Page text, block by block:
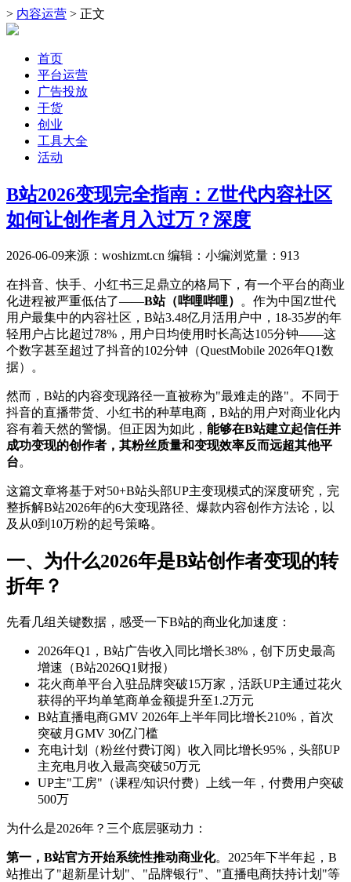
> 内容运营 > 正文
首页
平台运营
广告投放
干货
创业
工具大全
活动
B站2026变现完全指南：Z世代内容社区
如何让创作者月入过万？深度
2026-06-09来源：woshizmt.cn 编辑：小编浏览量： 913
在抖音、快手、小红书三足鼎立的格局下，有一个平台的商业
化进程被严重低估了——B站（哔哩哔哩）
。作为中国Z世代
用户最集中的内容社区，B站3.48亿月活用户中，18-35岁的年
轻用户占比超过78%，用户日均使用时长高达105分钟——这
个数字甚至超过了抖音的102分钟（QuestMobile 2026年Q1数
据）。
然而，B站的内容变现路径一直被称为"最难走的路"。不同于
抖音的直播带货、小红书的种草电商，B站的用户对商业化内
容有着天然的警惕。但正因为如此， 能够在B站建立起信任并
成功变现的创作者，其粉丝质量和变现效率反而远超其他平
台。
这篇文章将基于对50+B站头部UP主变现模式的深度研究，完
整拆解B站2026年的6大变现路径、爆款内容创作方法论，以
及从0到10万粉的起号策略。
一、为什么2026年是B站创作者变现的转
折年？
先看几组关键数据，感受一下B站的商业化加速度：
2026年Q1，B站广告收入同比增长38%，创下历史最高
增速（B站2026Q1财报）
花火商单平台入驻品牌突破15万家，活跃UP主通过花火
获得的平均单笔商单金额提升至1.2万元
B站直播电商GMV 2026年上半年同比增长210%，首次
突破月GMV 30亿门槛
充电计划（粉丝付费订阅）收入同比增长95%，头部UP
主充电月收入最高突破50万元
UP主"工房"（课程/知识付费）上线一年，付费用户突破
500万
为什么是2026年？三个底层驱动力：
第一，B站官方开始系统性推动商业化。2025年下半年起，B
站推出了"超新星计划"、"品牌银行"、"直播电商扶持计划"等